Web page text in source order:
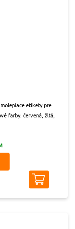
etikety pre
farby: červená, žltá,